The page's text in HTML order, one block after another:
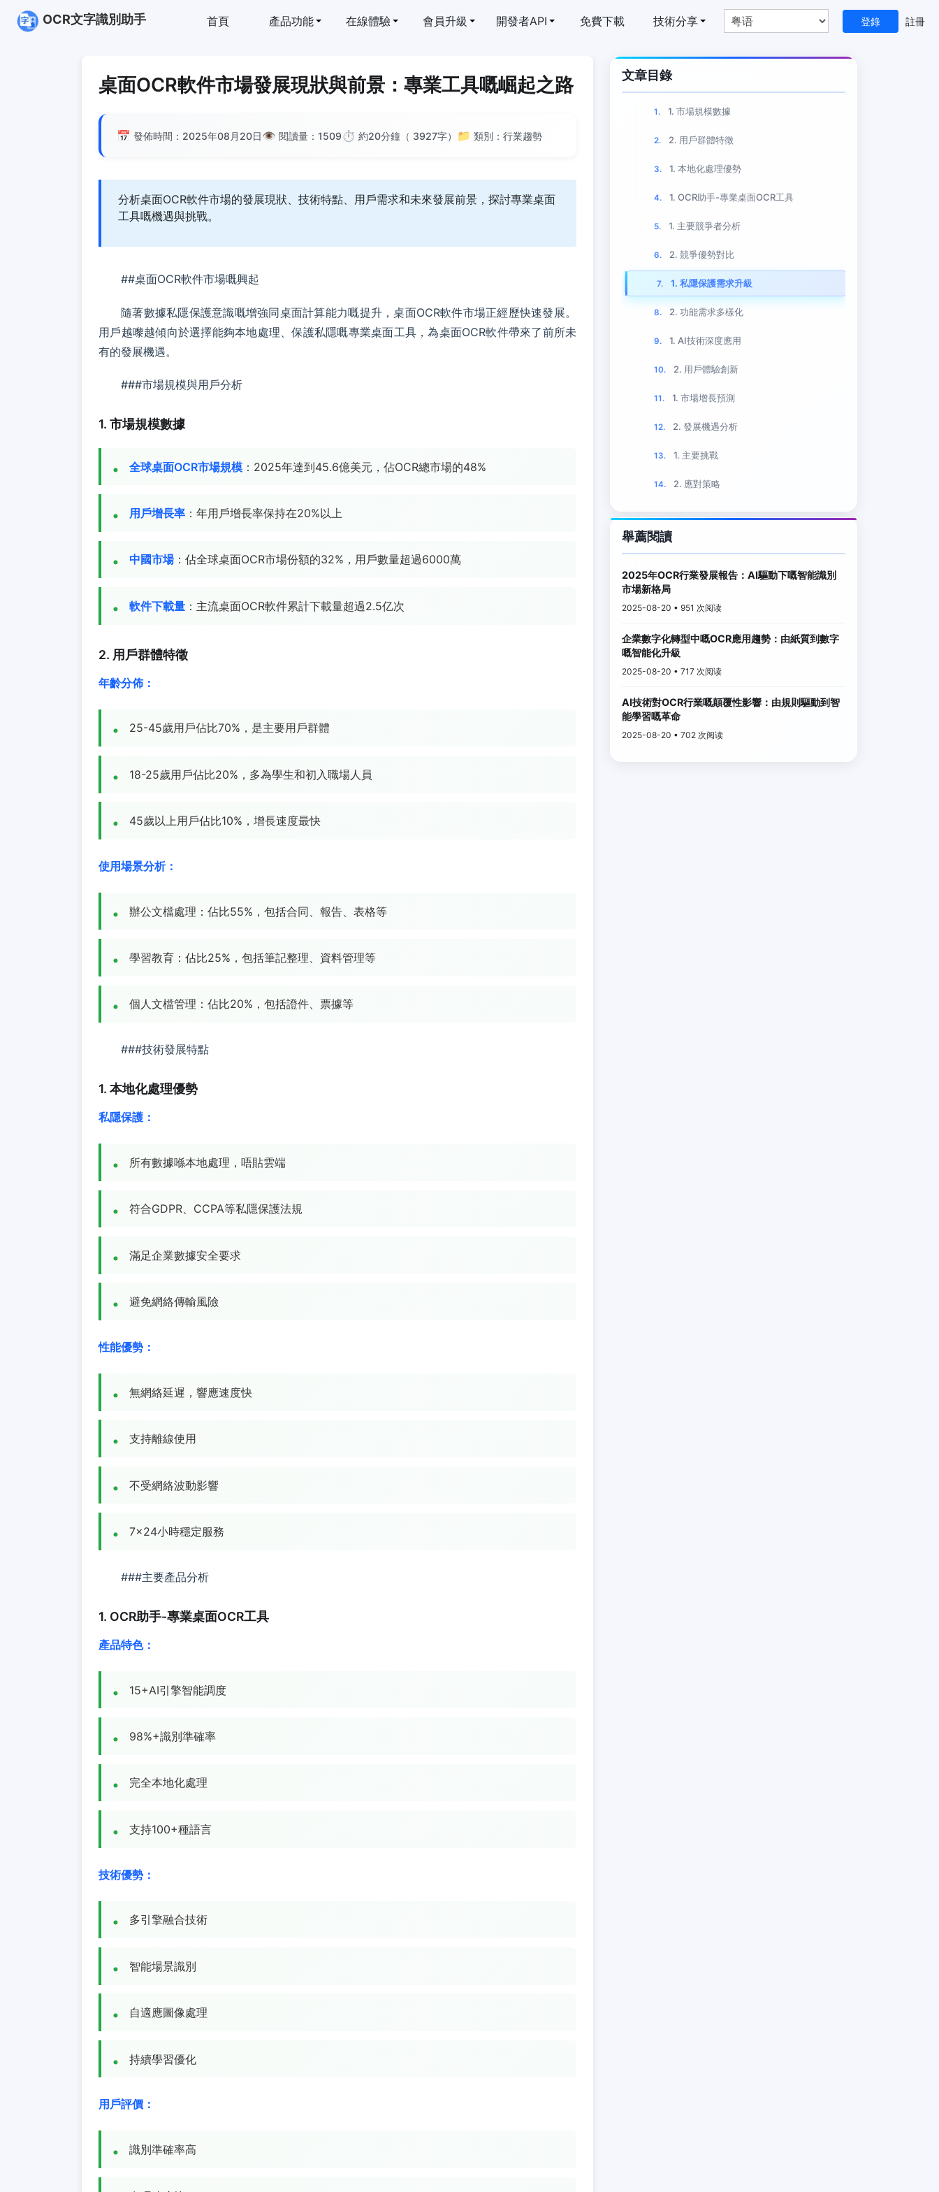
OCR文字識別助手 首頁 產品功能 在線體驗 會員升級 開發者API 免費下載 技術分享 幫助中心 登錄 註冊
桌面OCR軟件市場發展現狀與前景：專業工具嘅崛起之路
📅 發佈時間：2025年08月20日👁️ 閱讀量：1509⏱️ 約20分鐘（ 3927字） 📁 類別：行業趨勢
分析桌面OCR軟件市場的發展現狀、技術特點、用戶需求和未來發展前景，探討專業桌面
工具嘅機遇與挑戰。
##桌面OCR軟件市場嘅興起
隨著數據私隱保護意識嘅增強同桌面計算能力嘅提升，桌面OCR軟件市場正經歷快速發展。
用戶越嚟越傾向於選擇能夠本地處理、保護私隱嘅專業桌面工具，為桌面OCR軟件帶來了前所未
有的發展機遇。
###市場規模與用戶分析
1. 市場規模數據
全球桌面OCR市場規模 ：2025年達到45.6億美元，佔OCR總市場的48%
用戶增長率 ：年用戶增長率保持在20%以上
中國市場：佔全球桌面OCR市場份額的32%，用戶數量超過6000萬
軟件下載量 ：主流桌面OCR軟件累計下載量超過2.5亿次
2. 用戶群體特徵
年齡分佈：
25-45歲用戶佔比70%，是主要用戶群體
18-25歲用戶佔比20%，多為學生和初入職場人員
45歲以上用戶佔比10%，增長速度最快
使用場景分析：
辦公文檔處理：佔比55%，包括合同、報告、表格等
學習教育：佔比25%，包括筆記整理、資料管理等
個人文檔管理：佔比20%，包括證件、票據等
###技術發展特點
1. 本地化處理優勢
私隱保護：
所有數據喺本地處理，唔貼雲端
符合GDPR、CCPA等私隱保護法規
滿足企業數據安全要求
避免網絡傳輸風險
性能優勢：
無網絡延遲，響應速度快
支持離線使用
不受網絡波動影響
7×24小時穩定服務
###主要產品分析
1. OCR助手-專業桌面OCR工具
產品特色：
15+AI引擎智能調度
98%+識別準確率
完全本地化處理
支持100+種語言
技術優勢：
多引擎融合技術
智能場景識別
自適應圖像處理
持續學習優化
用戶評價：
識別準確率高
文章目錄
1. 1. 市場規模數據
2. 2. 用戶群體特徵
3. 1. 本地化處理優勢
4. 1. OCR助手-專業桌面OCR工具
5. 1. 主要競爭者分析
6. 2. 競爭優勢對比
7. 1. 私隱保護需求升級
8. 2. 功能需求多樣化
9. 1. AI技術深度應用
10. 2. 用戶體驗創新
11. 1. 市場增長預測
12. 2. 發展機遇分析
13. 1. 主要挑戰
14. 2. 應對策略
舉薦閱讀
2025年OCR行業發展報告：AI驅動下嘅智能識別
市場新格局
2025-08-20 • 951 次阅读
企業數字化轉型中嘅OCR應用趨勢：由紙質到數字
嘅智能化升級
2025-08-20 • 717 次阅读
AI技術對OCR行業嘅顛覆性影響：由規則驅動到智
能學習嘅革命
2025-08-20 • 702 次阅读